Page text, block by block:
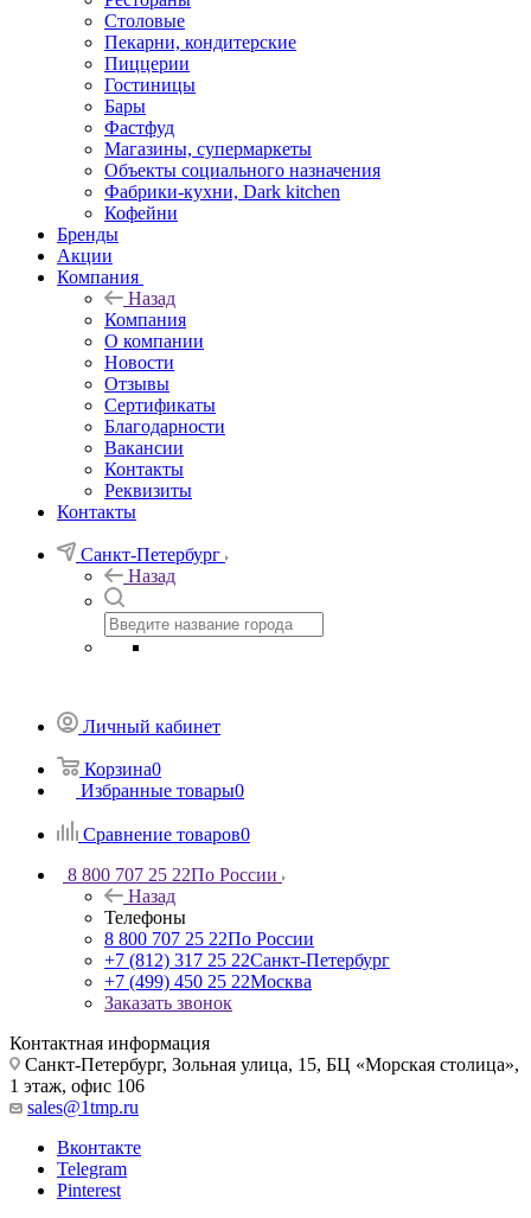
Столовые
Пекарни, кондитерские
Пиццерии
Гостиницы
Бары
Фастфуд
Магазины, супермаркеты
Объекты социального назначения
Фабрики-кухни, Dark kitchen
Кофейни
Бренды
Акции
Компания
Назад
Компания
О компании
Новости
Отзывы
Сертификаты
Благодарности
Вакансии
Контакты
Реквизиты
Контакты
Санкт-Петербург
Назад
Личный кабинет
Корзина0
Избранные товары0
Сравнение товаров0
8 800 707 25 22По России
Назад
Телефоны
8 800 707 25 22По России
+7 (812) 317 25 22Санкт-Петербург
+7 (499) 450 25 22Москва
Заказать звонок
Контактная информация
Санкт-Петербург, Зольная улица, 15, БЦ «Морская столица»,
1 этаж, офис 106
sales@1tmp.ru
Вконтакте
Telegram
Pinterest